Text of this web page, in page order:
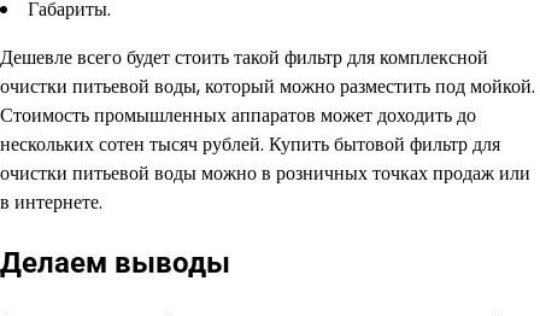
Габариты.
Дешевле всего будет стоить такой фильтр для комплексной
очистки питьевой воды, который можно разместить под мойкой.
Стоимость промышленных аппаратов может доходить до
нескольких сотен тысяч рублей. Купить бытовой фильтр для
очистки питьевой воды можно в розничных точках продаж или
в интернете.
Делаем выводы